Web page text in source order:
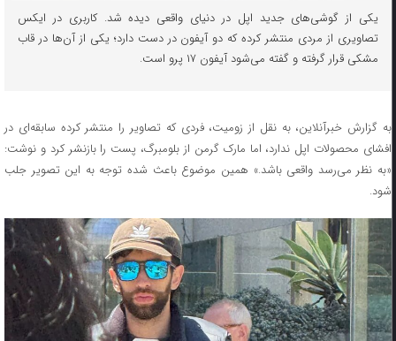
یکی از گوشی‌های جدید اپل در دنیای واقعی دیده شد. کاربری در ایکس
تصاویری از مردی منتشر کرده که دو آیفون در دست دارد؛ یکی از آن‌ها در قاب
مشکی قرار گرفته و گفته می‌شود آیفون ۱۷ پرو است.
به گزارش خبرآنلاین، به نقل از زومیت، فردی که تصاویر را منتشر کرده سابقه‌ای در
افشای محصولات اپل ندارد، اما مارک گرمن از بلومبرگ، پست را بازنشر کرد و نوشت:
«به نظر می‌رسد واقعی باشد.» همین موضوع باعث شده توجه به این تصویر جلب
شود.